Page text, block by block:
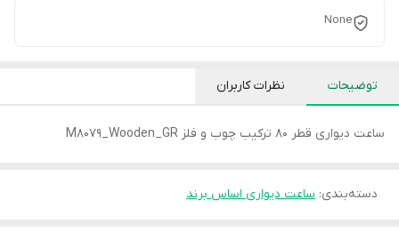
None
توضیحات نظرات کاربران
ساعت دیواری قطر 80 ترکیب چوب و فلز M8079_Wooden_GR
دسته‌بندی: ساعت دیواری اساس برند